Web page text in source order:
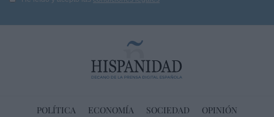
POLÍTICA ECONOMÍA SOCIEDAD OPINIÓN